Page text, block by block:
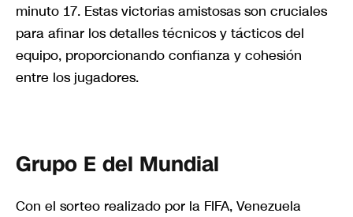
minuto 17. Estas victorias amistosas son cruciales
para afinar los detalles técnicos y tácticos del
equipo, proporcionando confianza y cohesión
entre los jugadores.
Grupo E del Mundial
Con el sorteo realizado por la FIFA, Venezuela